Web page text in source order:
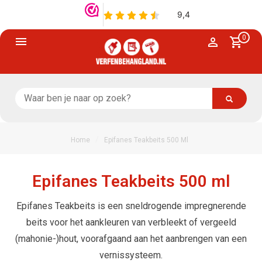
0
Home Epifanes Teakbeits 500 Ml
Epifanes Teakbeits 500 ml
Epifanes Teakbeits is een sneldrogende impregnerende
beits voor het aankleuren van verbleekt of vergeeld
(mahonie-)hout, voorafgaand aan het aanbrengen van een
vernissysteem.